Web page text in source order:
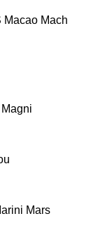
Macao Mach
Magni
Mars